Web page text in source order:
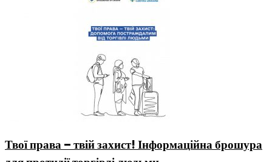
Твої права – твій захист! Інформаційна брошура